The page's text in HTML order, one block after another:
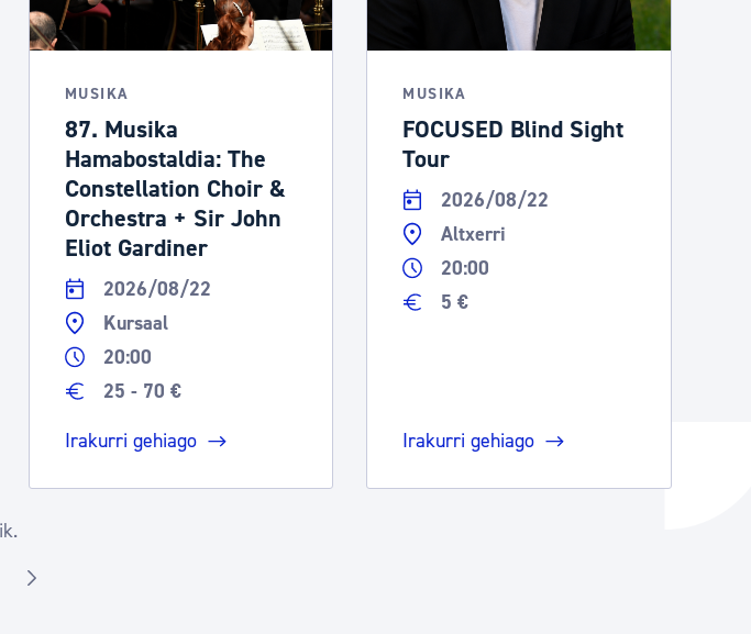
MUSIKA
87. Musika
Hamabostaldia: The
Constellation Choir &
Orchestra + Sir John
Eliot Gardiner
2026/08/22
Kursaal
20:00
25 - 70 €
Irakurri gehiago
MUSIKA
FOCUSED Blind Sight
Tour
2026/08/22
Altxerri
20:00
5 €
Irakurri gehiago
navigate.
Pages Use TAB to navigate.